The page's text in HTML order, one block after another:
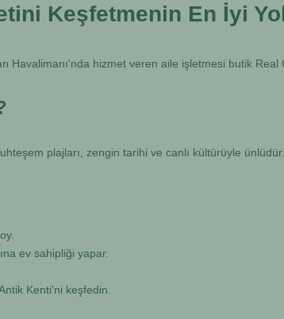
Keşfetmenin En İyi
hizmet veren aile işletmesi butik
plajları, zengin tarihi ve canlı kültürüyle
ev sahipliği yapar.
Kenti'ni keşfedin.